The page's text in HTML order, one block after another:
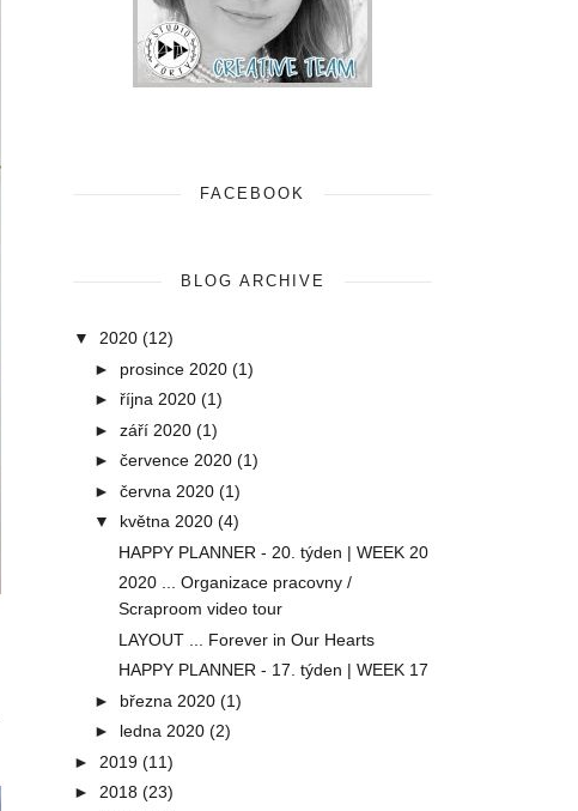
FACEBOOK
BLOG ARCHIVE
▼ 2020 (12)
► prosince 2020 (1)
► října 2020 (1)
► září 2020 (1)
► července 2020 (1)
► června 2020 (1)
▼
května 2020 (4)
HAPPY PLANNER - 20. týden | WEEK 20
2020 ... Organizace pracovny /
Scraproom video tour
LAYOUT ... Forever in Our Hearts
HAPPY PLANNER - 17. týden | WEEK 17
► března 2020 (1)
► ledna 2020 (2)
► 2019 (11)
► 2018 (23)